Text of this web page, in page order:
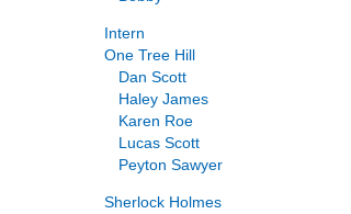
Intern
One Tree Hill
Dan Scott
Haley James
Karen Roe
Lucas Scott
Peyton Sawyer
Sherlock Holmes